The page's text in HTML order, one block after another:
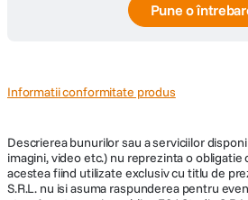
Pune o
Informatii conformitate produs
Descrierea bunurilor sau a serviciilor
imagini, video etc.) nu reprezinta o
acestea fiind utilizate exclusiv cu titlu de
S.R.L. nu isi asuma raspunderea pentru